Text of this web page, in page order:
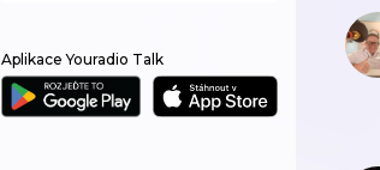
Aplikace Youradio Talk